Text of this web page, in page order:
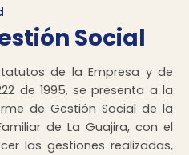
Social
de la Empresa y de
de 1995, se presenta a la
de Gestión Social de la
de La Guajira, con el
las gestiones realizadas,